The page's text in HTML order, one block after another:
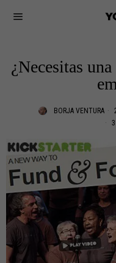
¿Necesitas
BORJA VENTURA